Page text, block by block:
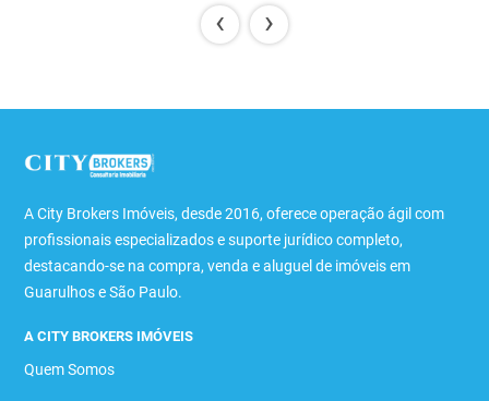
‹ ›
A City Brokers Imóveis, desde 2016, oferece operação ágil com
profissionais especializados e suporte jurídico completo,
destacando-se na compra, venda e aluguel de imóveis em
Guarulhos e São Paulo.
A CITY BROKERS IMÓVEIS
Quem Somos